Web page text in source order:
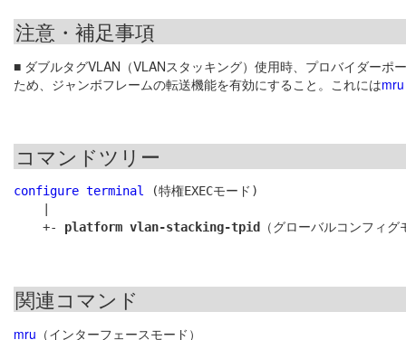
注意・補足事項
■ ダブルタグVLAN（VLANスタッキング）使用時、プロバイダー
ため、ジャンボフレームの転送機能を有効にすること。これにはmru
コマンドツリー
configure terminal
(特権EXECモード)
    +-
platform vlan-stacking-tpid
関連コマンド
mru （インターフェースモード）